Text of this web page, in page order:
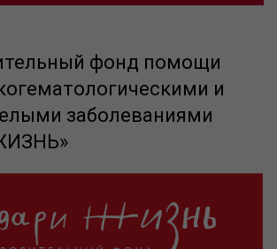
фонд помощи
и
заболеваниями